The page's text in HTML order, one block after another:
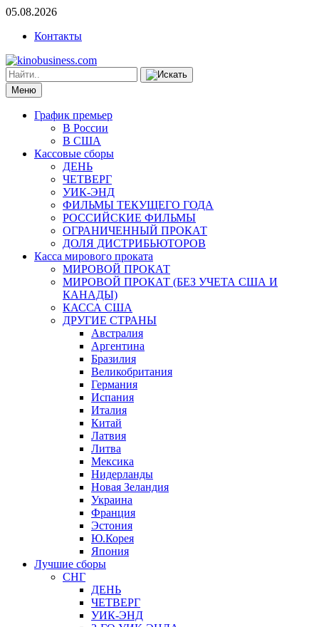
05.08.2026
Контакты
Меню
График премьер
В России
В США
Кассовые сборы
ДЕНЬ
ЧЕТВЕРГ
УИК-ЭНД
ФИЛЬМЫ ТЕКУЩЕГО ГОДА
РОССИЙСКИЕ ФИЛЬМЫ
ОГРАНИЧЕННЫЙ ПРОКАТ
ДОЛЯ ДИСТРИБЬЮТОРОВ
Касса мирового проката
МИРОВОЙ ПРОКАТ
МИРОВОЙ ПРОКАТ (БЕЗ УЧЕТА США И
КАНАДЫ)
КАССА США
ДРУГИЕ СТРАНЫ
Австралия
Аргентина
Бразилия
Великобритания
Германия
Испания
Италия
Китай
Латвия
Литва
Мексика
Нидерланды
Новая Зеландия
Украина
Франция
Эстония
Ю.Корея
Япония
Лучшие сборы
СНГ
ДЕНЬ
ЧЕТВЕРГ
УИК-ЭНД